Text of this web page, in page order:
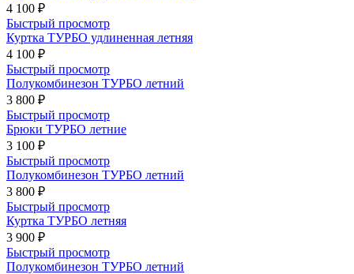
4 100 ₽
Быстрый просмотр
Куртка ТУРБО удлиненная летняя
4 100 ₽
Быстрый просмотр
Полукомбинезон ТУРБО летний
3 800 ₽
Быстрый просмотр
Брюки ТУРБО летние
3 100 ₽
Быстрый просмотр
Полукомбинезон ТУРБО летний
3 800 ₽
Быстрый просмотр
Куртка ТУРБО летняя
3 900 ₽
Быстрый просмотр
Полукомбинезон ТУРБО летний